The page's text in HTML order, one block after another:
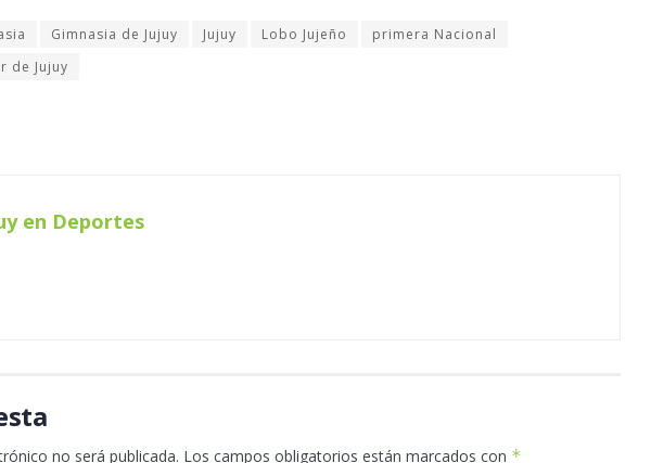
Gimnasia de Jujuy Jujuy Lobo Jujeño
primera Nacional
de Jujuy
en Deportes
no será publicada. Los campos obligatorios están marcados con *